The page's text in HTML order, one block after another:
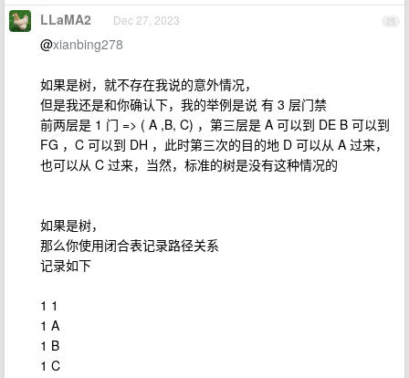
25
LLaMA2 Dec 27, 2023
@xianbing278
如果是树，就不存在我说的意外情况，
但是我还是和你确认下，我的举例是说 有 3 层门禁
前两层是 1 门 => ( A ,B, C) ，第三层是 A 可以到 DE B 可以到
FG ，C 可以到 DH ，此时第三次的目的地 D 可以从 A 过来，
也可以从 C 过来，当然，标准的树是没有这种情况的
如果是树，
那么你使用闭合表记录路径关系
记录如下
1 1
1 A
1 B
1 C